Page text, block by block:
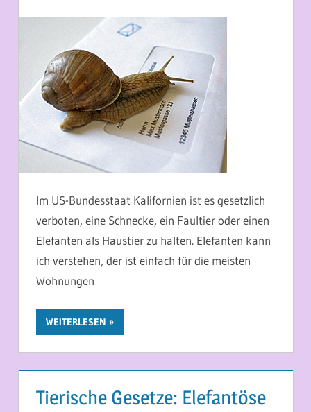
Im US-Bundesstaat Kalifornien ist es gesetzlich
verboten, eine Schnecke, ein Faultier oder einen
Elefanten als Haustier zu halten. Elefanten kann
ich verstehen, der ist einfach für die meisten
Wohnungen
WEITERLESEN
Tierische Gesetze: Elefantöse